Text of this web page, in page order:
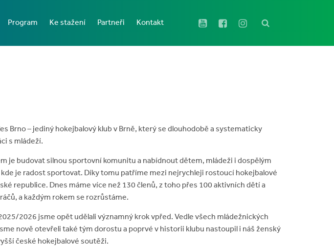
Program Ke stažení Partneři Kontakt
Brno – jediný hokejbalový klub v Brně, který se dlouhodobě a systematicky
s mládeží.
je budovat silnou sportovní komunitu a nabídnout dětem, mládeži i dospělým
je radost sportovat. Díky tomu patříme mezi nejrychleji rostoucí hokejbalové
republice. Dnes máme více než 130 členů, z toho přes 100 aktivních dětí a
a každým rokem se rozrůstáme.
2026 jsme opět udělali významný krok vpřed. Vedle všech mládežnických
nově otevřeli také tým dorostu a poprvé v historii klubu nastoupil i náš ženský
české hokejbalové soutěži.